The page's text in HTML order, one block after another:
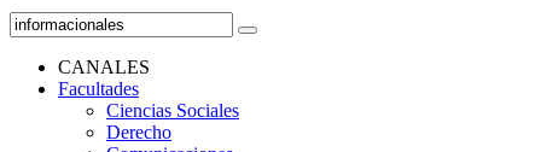
CANALES
Facultades
Ciencias Sociales
Derecho